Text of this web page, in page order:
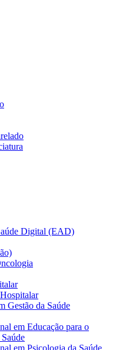
Digital (EAD)
Gestão da Saúde
em Educação para o
em Psicologia da Saúde